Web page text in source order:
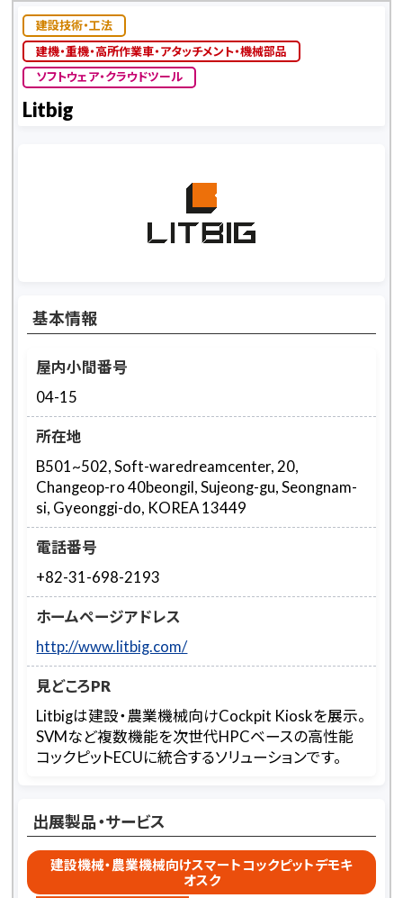
建設技術・工法
建機・重機・高所作業車・アタッチメント・機械部品
ソフトウェア・クラウドツール
Litbig
基本情報
屋内小間番号
04-15
所在地
B501~502, Soft-waredreamcenter, 20,
Changeop-ro 40beongil, Sujeong-gu, Seongnam-
si, Gyeonggi-do, KOREA 13449
電話番号
+82-31-698-2193
ホームページアドレス
http://www.litbig.com/
見どころPR
Litbigは建設・農業機械向けCockpit Kioskを展示。
SVMなど複数機能を次世代HPCベースの高性能
コックピットECUに統合するソリューションです。
出展製品・サービス
建設機械・農業機械向けスマートコックピットデモキ
オスク